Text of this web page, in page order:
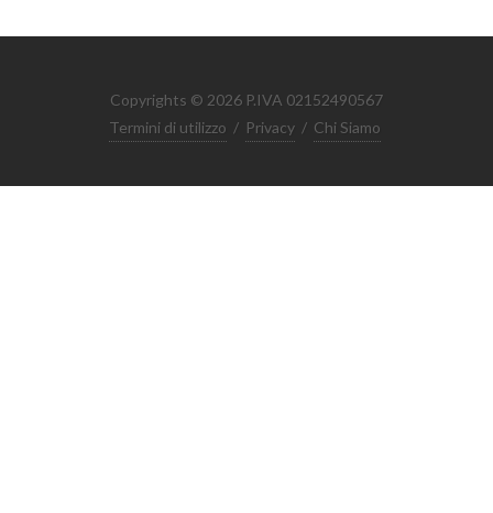
Copyrights © 2026 P.IVA 02152490567
Termini di utilizzo / Privacy / Chi Siamo